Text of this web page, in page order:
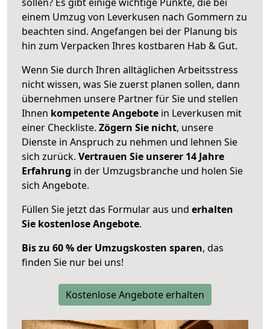
einem Umzug von Leverkusen nach Gommern zu
beachten sind. Angefangen bei der Planung bis
hin zum Verpacken Ihres kostbaren Hab & Gut.
Wenn Sie durch Ihren alltäglichen Arbeitsstress
nicht wissen, was Sie zuerst planen sollen, dann
übernehmen unsere Partner für Sie und stellen
Ihnen kompetente Angebote in Leverkusen mit
einer Checkliste. Zögern Sie nicht, unsere
Dienste in Anspruch zu nehmen und lehnen Sie
sich zurück. Vertrauen Sie unserer 14 Jahre
Erfahrung in der Umzugsbranche und holen Sie
sich Angebote.
Füllen Sie jetzt das Formular aus und erhalten
Sie kostenlose Angebote.
Bis zu 60 % der Umzugskosten sparen, das
finden Sie nur bei uns!
Kostenlose Angebote erhalten